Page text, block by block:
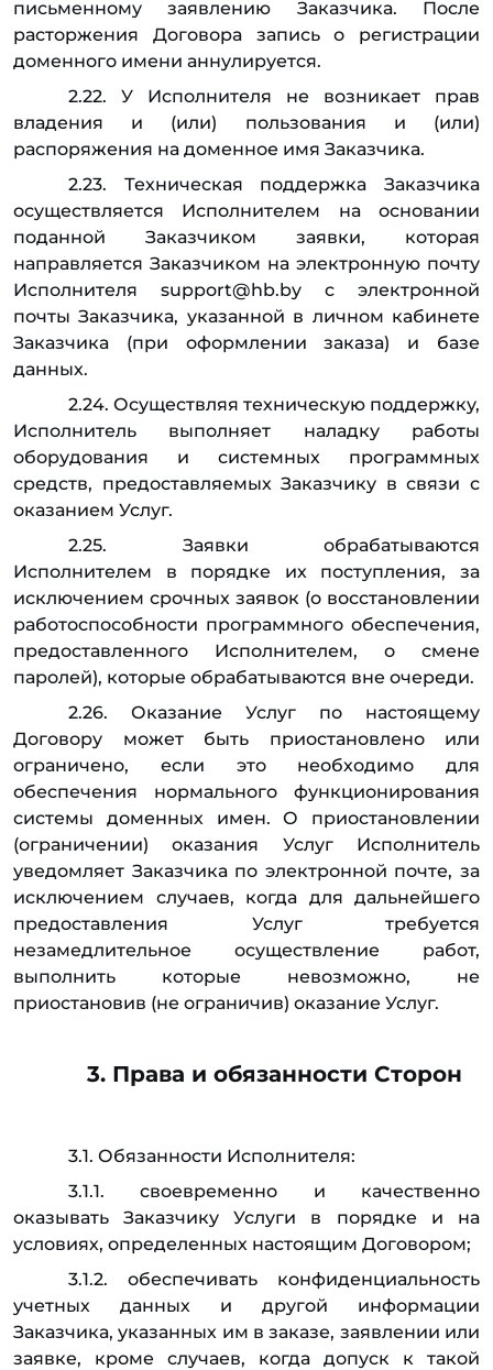
письменному заявлению Заказчика. После
расторжения Договора запись о регистрации
доменного имени аннулируется.
2.22. У Исполнителя не возникает прав
владения и (или) пользования и (или)
распоряжения на доменное имя Заказчика.
2.23. Техническая поддержка Заказчика
осуществляется Исполнителем на основании
поданной Заказчиком заявки, которая
направляется Заказчиком на электронную почту
Исполнителя support@hb.by c электронной
почты Заказчика, указанной в личном кабинете
Заказчика (при оформлении заказа) и базе
данных.
2.24. Осуществляя техническую поддержку,
Исполнитель выполняет наладку работы
оборудования и системных программных
средств, предоставляемых Заказчику в связи с
оказанием Услуг.
2.25. Заявки обрабатываются
Исполнителем в порядке их поступления, за
исключением срочных заявок (о восстановлении
работоспособности программного обеспечения,
предоставленного Исполнителем, о смене
паролей), которые обрабатываются вне очереди.
2.26. Оказание Услуг по настоящему
Договору может быть приостановлено или
ограничено, если это необходимо для
обеспечения нормального функционирования
системы доменных имен. О приостановлении
(ограничении) оказания Услуг Исполнитель
уведомляет Заказчика по электронной почте, за
исключением случаев, когда для дальнейшего
предоставления Услуг требуется
незамедлительное осуществление работ,
выполнить которые невозможно, не
приостановив (не ограничив) оказание Услуг.
3. Права и обязанности Сторон
3.1. Обязанности Исполнителя:
3.1.1. своевременно и качественно
оказывать Заказчику Услуги в порядке и на
условиях, определенных настоящим Договором;
3.1.2. обеспечивать конфиденциальность
учетных данных и другой информации
Заказчика, указанных им в заказе, заявлении или
заявке, кроме случаев, когда допуск к такой